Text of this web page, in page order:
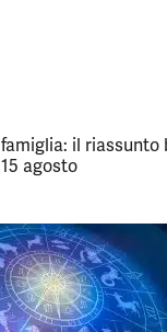
il riassunto
agosto